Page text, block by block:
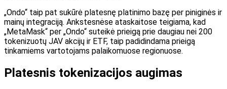
„Ondo“ taip pat sukūrė platesnę platinimo bazę per piniginės ir
mainų integraciją. Ankstesnėse ataskaitose teigiama, kad
„MetaMask“ per „Ondo“ suteikė prieigą prie daugiau nei 200
tokenizuotų JAV akcijų ir ETF, taip padidindama prieigą
tinkamiems vartotojams palaikomuose regionuose.
Platesnis tokenizacijos augimas